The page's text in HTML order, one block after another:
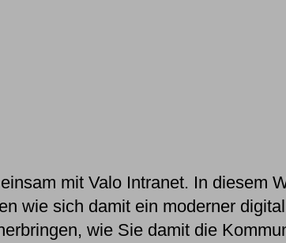
mit Valo Intranet. In diesem
wie sich damit ein moderner digital
wie Sie damit die